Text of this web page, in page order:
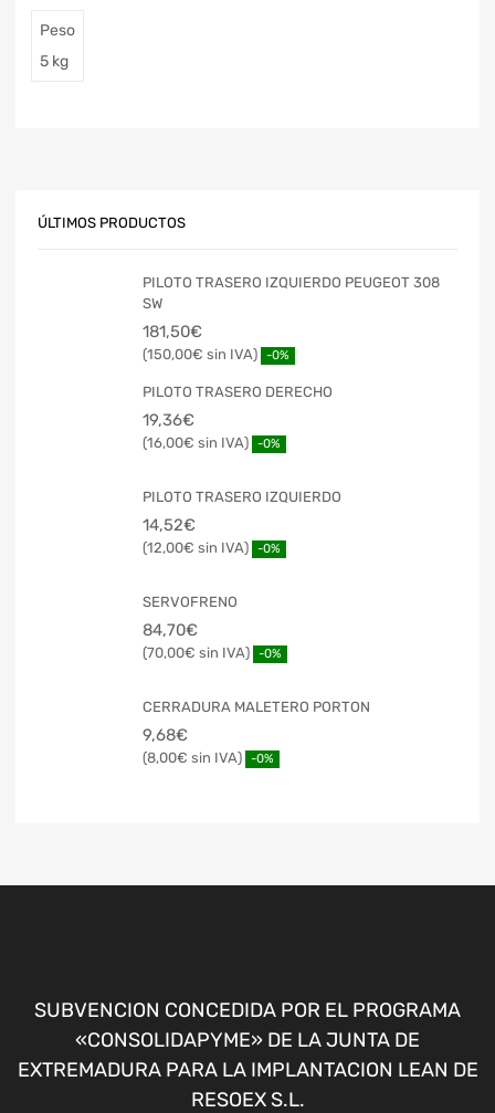
Peso
5 kg
ÚLTIMOS PRODUCTOS
PILOTO TRASERO IZQUIERDO PEUGEOT 308
SW
181,50€
150,00€ -0%
PILOTO TRASERO DERECHO
19,36€
16,00€ -0%
PILOTO TRASERO IZQUIERDO
14,52€
12,00€ -0%
SERVOFRENO
84,70€
70,00€ -0%
CERRADURA MALETERO PORTON
9,68€
8,00€ -0%
SUBVENCION CONCEDIDA POR EL PROGRAMA
«CONSOLIDAPYME» DE LA JUNTA DE
EXTREMADURA PARA LA IMPLANTACION LEAN DE
RESOEX S.L.